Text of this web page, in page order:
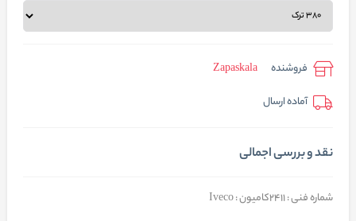
فروشنده
Zapaskala
آماده ارسال
نقد و بررسی اجمالی
شماره فنی : 2411کامیون : Iveco